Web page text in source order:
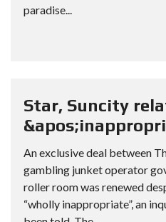
paradise...
Star, Suncity
An exclusive deal between
gambling junket operator
roller room was renewed
“wholly inappropriate”, an